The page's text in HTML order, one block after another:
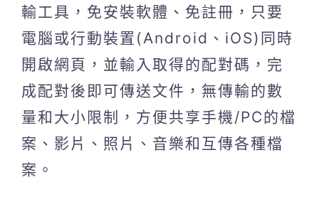
輸工具，免安裝軟體、免註冊，只要
電腦或行動裝置(Android、iOS)同時
開啟網頁，並輸入取得的配對碼，完
成配對後即可傳送文件，無傳輸的數
量和大小限制，方便共享手機/PC的檔
案、影片、照片、音樂和互傳各種檔
案。